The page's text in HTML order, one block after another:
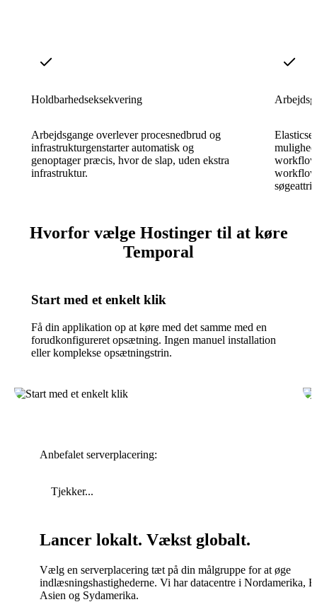
Holdbarhedseksekvering
Arbejdsgange overlever procesnedbrud og
infrastrukturgenstarter automatisk og
genoptager præcis, hvor de slap, uden ekstra
infrastruktur.
Hvorfor vælge Hostinger til at køre
Temporal
Start med et enkelt klik
Få din applikation op at køre med det samme med en
forudkonfigureret opsætning. Ingen manuel installation
eller komplekse opsætningstrin.
Anbefalet serverplacering:
Tjekker...
Lancer lokalt. Vækst globalt.
Vælg en serverplacering tæt på din målgruppe for at øge
indlæsningshastighederne. Vi har datacentre i Nordamerika,
Asien og Sydamerika.